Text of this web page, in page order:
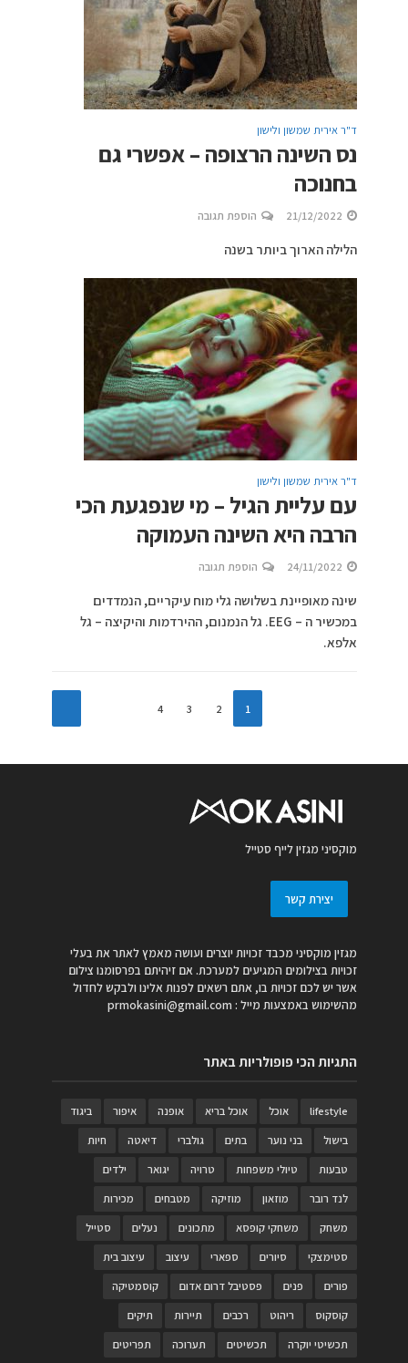
ד"ר אירית שמשון ולישון
נס השינה הרצופה – אפשרי גם
בחנוכה
21/12/2022 הוספת תגובה
הלילה הארוך ביותר בשנה
ד"ר אירית שמשון ולישון
עם עליית הגיל – מי שנפגעת הכי
הרבה היא השינה העמוקה
24/11/2022 הוספת תגובה
שינה מאופיינת בשלושה גלי מוח עיקריים, הנמדדים
במכשיר ה – EEG. גל הנמנום, ההירדמות והיקיצה – גל
אלפא.
1
2
3
4
מוקסיני מגזין לייף סטייל
יצירת קשר
מגזין מוקסיני מכבד זכויות יוצרים ועושה מאמץ לאתר את בעלי
זכויות בצילומים המגיעים למערכת. אם זיהיתם בפרסומנו צילום
אשר יש לכם זכויות בו, אתם רשאים לפנות אלינו ולבקש לחדול
מהשימוש באמצעות מייל : prmokasini@gmail.com
התגיות הכי פופולריות באתר
lifestyle אוכל אוכל בריא אופנה איפור
ביגוד
בישול
בני נוער בתים גולברי דיאטה
חיות
טבעות
טיולי משפחות טרויה יגואר
ילדים
לנד רובר
מוזאון מוזיקה מטבחים
מכירות
משחק
משחקי קופסא מתכונים נעלים
סטייל
סטימצקי
סיורים ספארי עיצוב
עיצוב בית
פורים
פנים פסטיבל דרום אדום
קוסמטיקה
קוסקוס
ריהוט רכבים תיירות
תיקים
תכשיטי יוקרה
תכשיטים תערוכה תפריטים